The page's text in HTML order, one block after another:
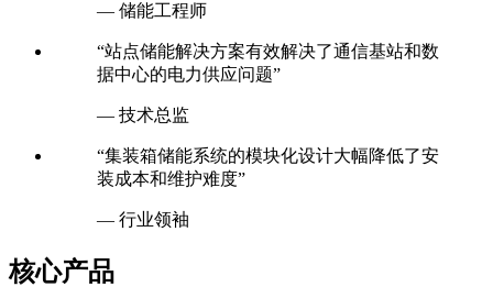
— 储能工程师
“站点储能解决方案有效解决了通信基站和数
据中心的电力供应问题”
— 技术总监
“集装箱储能系统的模块化设计大幅降低了安
装成本和维护难度”
— 行业领袖
核心产品